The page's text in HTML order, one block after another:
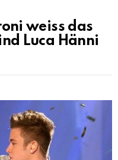
weiss das
Luca Hänni